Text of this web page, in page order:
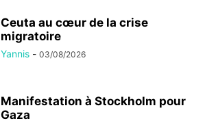
Ceuta au cœur de la crise
migratoire
Yannis - 03/08/2026
Manifestation à Stockholm pour
Gaza